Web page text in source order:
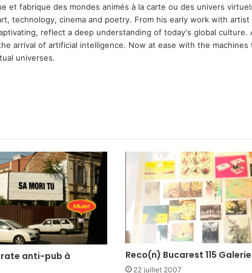
et fabrique des mondes animés à la carte ou des univers
technology, cinema and poetry. From his early work with
reflect a deep understanding of today's global culture.
arrival of artificial intelligence. Now at ease with the
universes.
anti-pub à
Reco(n) Bucarest 115 Galerie
22 juillet 2007